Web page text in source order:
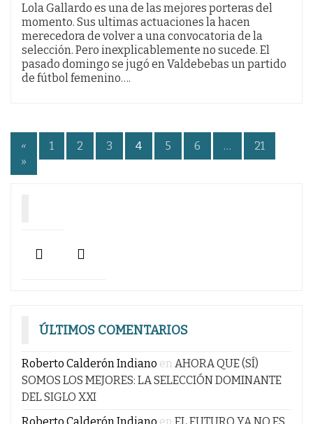
Lola Gallardo es una de las mejores porteras del
momento. Sus ultimas actuaciones la hacen
merecedora de volver a una convocatoria de la
selección. Pero inexplicablemente no sucede. El
pasado domingo se jugó en Valdebebas un partido
de fútbol femenino….
Paginación
de
« 1 2 3 4 5 6 …
21
»
ÚLTIMOS COMENTARIOS
Roberto Calderón Indiano en AHORA QUE (SÍ)
SOMOS LOS MEJORES: LA SELECCIÓN DOMINANTE
DEL SIGLO XXI